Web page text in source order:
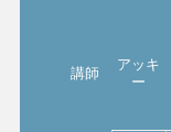
講師
アッキ
ー